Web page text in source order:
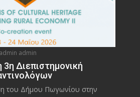
admin admin
3η Διεπιστημονική
του Δήμου Πωγωνίου στην